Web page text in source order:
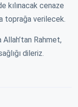
kılınacak cenaze
toprağa verilecek.
Allah’tan Rahmet,
dileriz.